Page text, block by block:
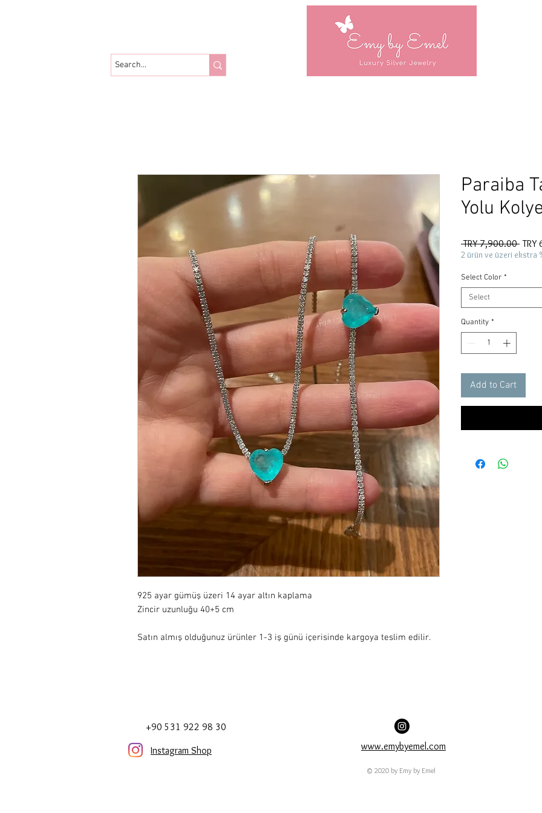
925 ayar gümüş üzeri 14 ayar altın kaplama
Zincir uzunluğu 40+5 cm
Satın almış olduğunuz ürünler 1-3 iş günü içerisinde kargoya teslim edilir.
Paraiba
Yolu
TRY 7,900.00
Price
2 ürün ve üzeri ekstra
Select Color *
Select
Quantity *
Add to Cart
+90 531 922 98 30
Instagram Shop www.emybyemel.com
© 2020 by Emy by Emel